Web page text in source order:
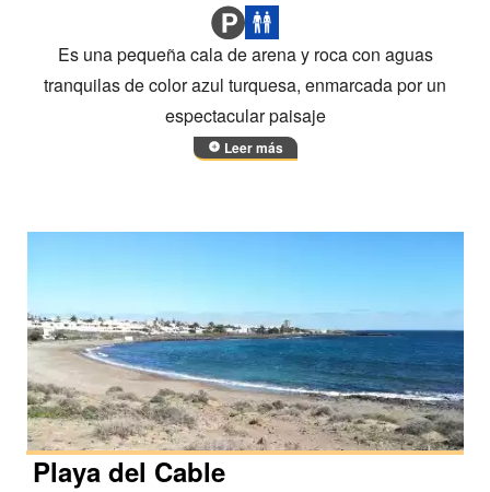
Es una pequeña cala de arena y roca con aguas
tranquilas de color azul turquesa, enmarcada por un
espectacular paisaje
Leer más
Playa del Cable